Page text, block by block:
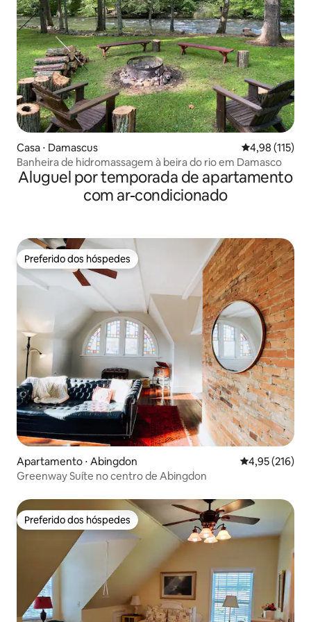
Casa ⋅ Damascus 4,98 de uma
4,98 (115)
Banheira de hidromassagem à beira do rio em Damasco
Aluguel por temporada de apartamento
com ar-condicionado
Preferido dos hóspedes
Preferido dos hóspedes
Apartamento ⋅ Abingdon 4,95 de uma
4,95 (216)
Greenway Suíte no centro de Abingdon
Preferido dos hóspedes
Preferido dos hóspedes